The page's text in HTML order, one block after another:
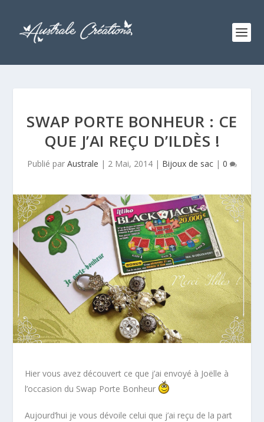
SWAP PORTE BONHEUR : CE
QUE J’AI REÇU D’ILDÈS !
Publié par Australe | 2 Mai, 2014 | Bijoux de sac | 0
Hier vous avez découvert ce que j’ai envoyé à Joëlle à
l’occasion du Swap Porte Bonheur
Aujourd’hui je vous dévoile celui que j’ai reçu de la part